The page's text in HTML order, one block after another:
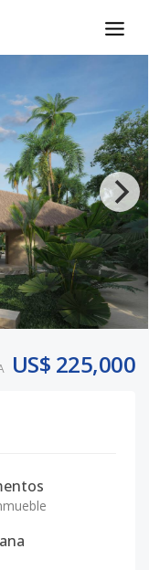
US$ 225,000
Cana RD - eXp